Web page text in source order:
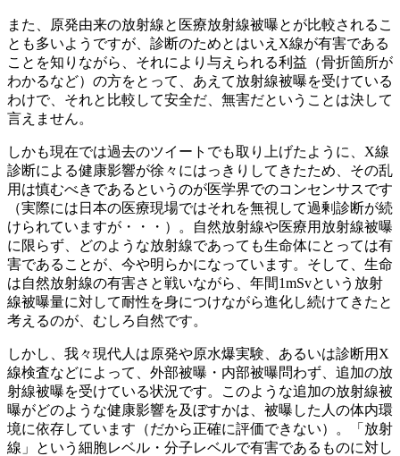
また、原発由来の放射線と医療放射線被曝とが比較されるこ
とも多いようですが、診断のためとはいえX線が有害である
ことを知りながら、それにより与えられる利益（骨折箇所が
わかるなど）の方をとって、あえて放射線被曝を受けている
わけで、それと比較して安全だ、無害だということは決して
言えません。
しかも現在では過去のツイートでも取り上げたように、X線
診断による健康影響が徐々にはっきりしてきたため、その乱
用は慎むべきであるというのが医学界でのコンセンサスです
（実際には日本の医療現場ではそれを無視して過剰診断が続
けられていますが・・・）。自然放射線や医療用放射線被曝
に限らず、どのような放射線であっても生命体にとっては有
害であることが、今や明らかになっています。そして、生命
は自然放射線の有害さと戦いながら、年間1mSvという放射
線被曝量に対して耐性を身につけながら進化し続けてきたと
考えるのが、むしろ自然です。
しかし、我々現代人は原発や原水爆実験、あるいは診断用X
線検査などによって、外部被曝・内部被曝問わず、追加の放
射線被曝を受けている状況です。このような追加の放射線被
曝がどのような健康影響を及ぼすかは、被曝した人の体内環
境に依存しています（だから正確に評価できない）。「放射
線」という細胞レベル・分子レベルで有害であるものに対し